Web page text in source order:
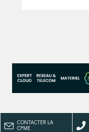
CONTACTER LA
CPME